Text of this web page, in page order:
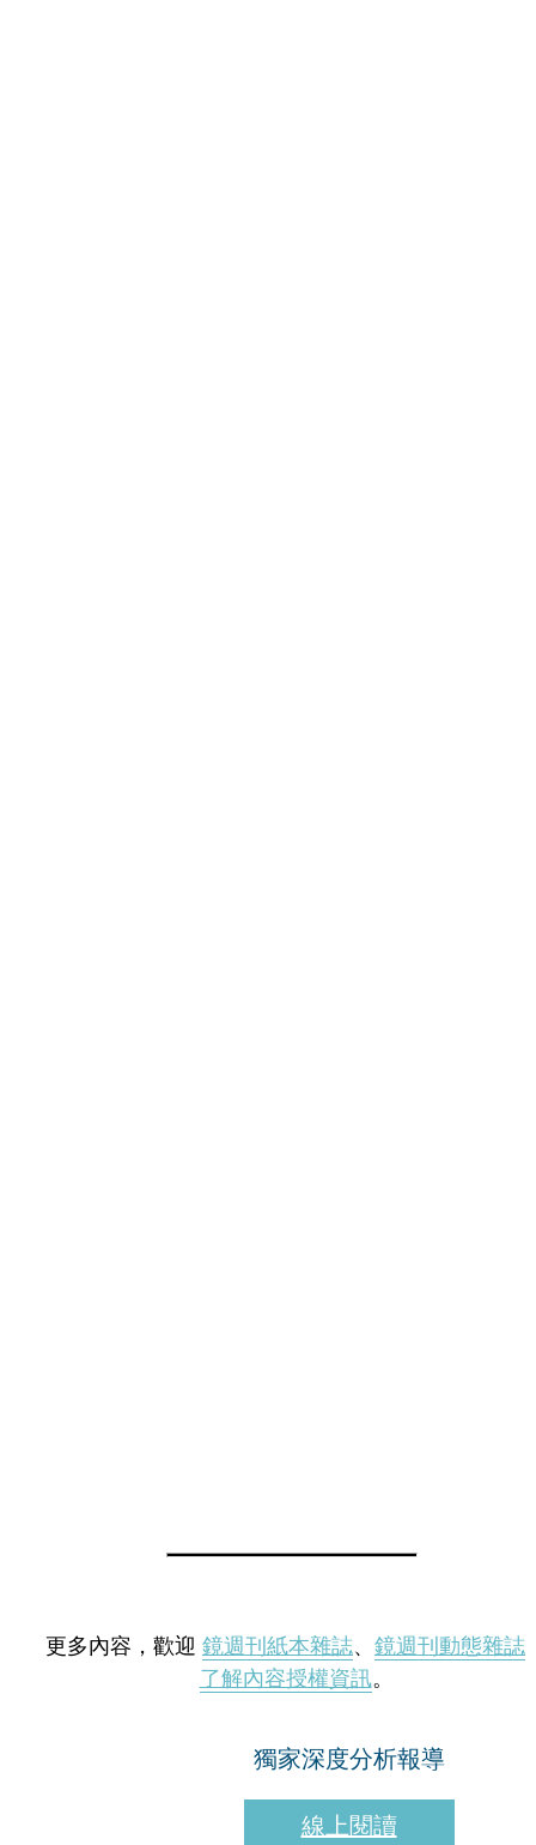
更多內容，歡迎 鏡週刊紙本雜誌、 鏡週刊動態雜誌
了解內容授權資訊。
獨家深度分析報導
線上閱讀